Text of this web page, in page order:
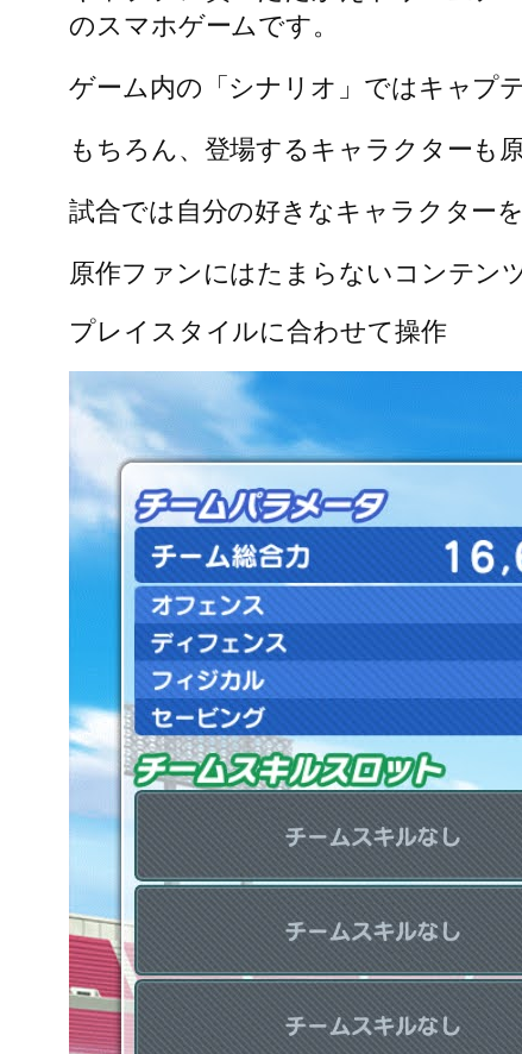
のスマホゲームです。
ゲーム内の「シナリオ」ではキャプ
もちろん、登場するキャラクターも
試合では自分の好きなキャラクター
原作ファンにはたまらないコンテン
プレイスタイルに合わせて操作